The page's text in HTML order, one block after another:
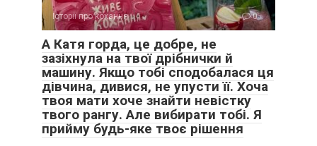
Історії про кохання 0
А Катя горда, це добре, не
зазіхнула на твої дрібнички й
машину. Якщо тобі сподобалася ця
дівчина, дивися, не упусти її. Хоча
твоя мати хоче знайти невістку
твого рангу. Але вибирати тобі. Я
прийму будь-яке твоє рішення